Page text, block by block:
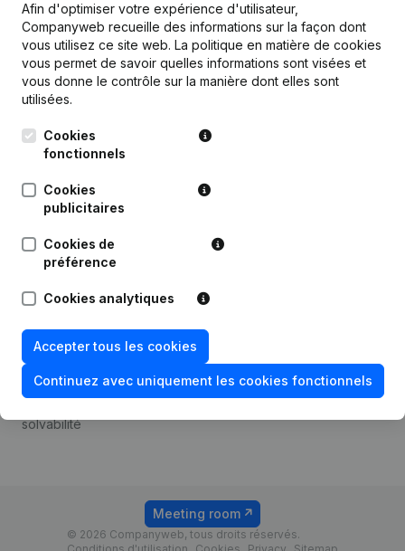
Afin d'optimiser votre expérience d'utilisateur,
Companyweb recueille des informations sur la façon dont
vous utilisez ce site web. La politique en matière de cookies
vous permet de savoir quelles informations sont visées et
vous donne le contrôle sur la manière dont elles sont
utilisées.
Cookies
fonctionnels
Cookies
publicitaires
Cookies de
préférence
Cookies analytiques
Accepter tous les cookies
Continuez avec uniquement les cookies fonctionnels
Français
Kantorenpark Everest
Leuvensesteenweg
1800 Vilvoorde
Monitoring
Recherche internationale
Prospection
Compliance et prévention
de la fraude
Consulter des comptes
Recherche de numéro de
TVA
solvabilité
Tarifs
© 2026 Companyweb, tous droits réservés.
Meeting room